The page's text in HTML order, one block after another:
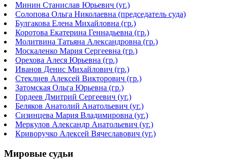
Минин Станислав Юрьевич (уг.)
Солопова Ольга Николаевна (председатель суда)
Булгакова Елена Михайловна (гр.)
Коротова Екатерина Геннадьевна (гр.)
Молитвина Татьяна Александровна (гр.)
Москаленко Мария Сергеевна (гр.)
Орехова Алеся Юрьевна (гр.)
Иванов Денис Михайлович (гр.)
Стеклиев Алексей Викторович (гр.)
Затомская Ольга Юрьевна (гр.)
Гордеев Дмитрий Сергеевич (уг.)
Беляков Анатолий Анатольевич (уг.)
Сизинцева Мария Владимировна (уг.)
Меркулов Александр Анатольевич (уг.)
Криворучко Алексей Вячеславович (уг.)
Мировые судьи